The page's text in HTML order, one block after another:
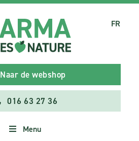
Naar de webshop
016 63 27 36
Menu
FR